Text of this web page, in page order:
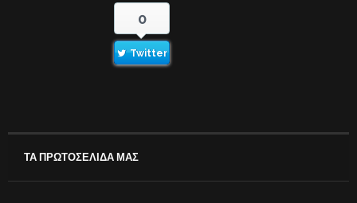
0
Twitter
ΤΑ ΠΡΩΤΟΣΕΛΙΔΑ ΜΑΣ